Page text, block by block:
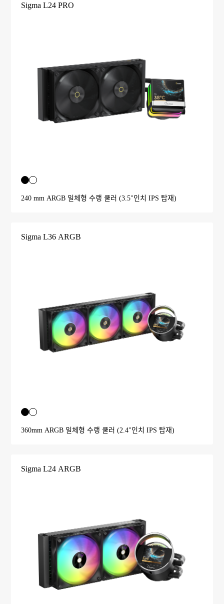
Sigma L24 PRO
240 mm ARGB 일체형 수랭 쿨러 (3.5"인치 IPS 탑재)
Sigma L36 ARGB
360mm ARGB 일체형 수랭 쿨러 (2.4"인치 IPS 탑재)
Sigma L24 ARGB